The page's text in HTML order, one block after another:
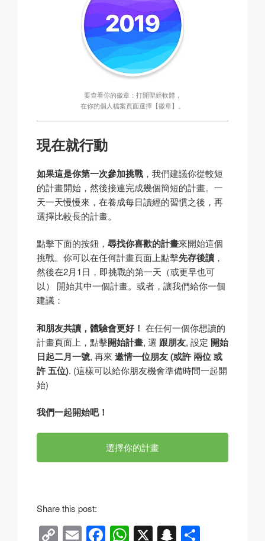
要查看你的徽章：打開聖經軟體，
在你的個人檔案頁面選擇【徽章】。
現在就行動
如果這是你第一次參加挑戰 ，我們建議你從較短
的計畫開始，然後接連完成幾個簡短的計畫。一
天一天慢慢來，在養成每日讀經的習慣之後，再
選擇比較長的計畫。
點擊下面的按鈕， 尋找你喜歡的計畫來開始這個
挑戰。你可以在任何計畫頁面上點擊先存後讀 ，
然後在2月1日，即挑戰的第一天（或更早也可
以） 開始其中一個計畫。或者，讓我們給你一個
建議：
和朋友共讀，體驗會更好！ 在任何一個你想讀的
計畫頁面上，點擊開始計畫, 選 跟朋友, 設定 開始
日起二月一號, 再來 邀情一位朋友 (或許 兩位 或
許 五位). (這樣可以給你朋友機會準備時間一起開
始)
我們一起開始吧！
選擇你的計畫
Share this post:
C E F W X S